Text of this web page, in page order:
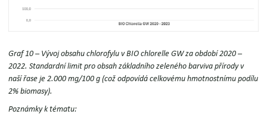
Graf 10 – Vývoj obsahu chlorofylu v BIO chlorelle GW za období 2020 –
2022.Standardní limit pro obsah základního zeleného barviva přírody v
naší řase je 2.000 mg/100 g (což odpovídá celkovému hmotnostnímu podílu
2% biomasy).
Poznámky k tématu: